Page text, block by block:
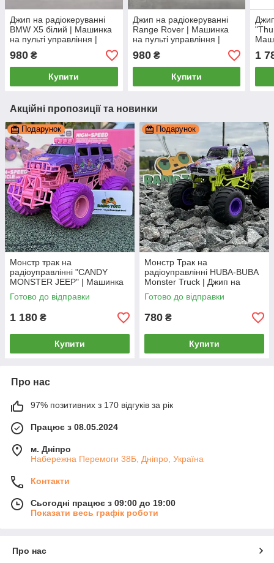
Джип на радіокеруванні
BMW X5 білий | Машинка
на пульті управління |
БМВ на радіоуправлінні
980 ₴
Купити
Джип на радіокеруванні
Range Rover | Машинка
на пульті управління |
Рендж Ровер на
радіоуправлінні
980₴
Купити
на
1
Акційні пропозиції та новинки
Подарунок
Монстр трак на
радіоуправлінні "CANDY
MONSTER JEEP" | Машинка
на пульті рожева | Джип на
радіокеруванні для дівчинки
Готово до відправки
1 180 ₴
Купити
Подарунок
Монстр Трак на
радіоуправлінні HUBA-BUBA
Monster Truck | Джип на
пульті управління | Машинка
на радіокеруванні
Готово до відправки
780 ₴
Купити
Про нас
97% позитивних з 170 відгуків за рік
Працює з 08.05.2024
м. Дніпро
Набережна Перемоги 38Б, Дніпро, Україна
Контакти
Сьогодні працює з 09:00 до 19:00
Показати весь графік роботи
Про нас